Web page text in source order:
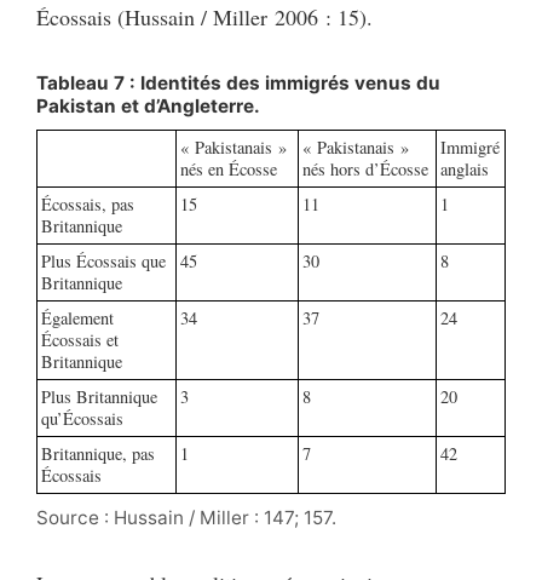
Écossais (Hussain / Miller 2006 : 15).
Tableau 7 : Identités des immigrés venus du
Pakistan et d’Angleterre.
« Pakistanais »
nés en Écosse
« Pakistanais »
nés hors d’Écosse
Immigré
anglais
Écossais, pas
Britannique
15 11 1
Plus Écossais que
Britannique
45 30 8
Également
Écossais et
Britannique
34 37 24
Plus Britannique
qu’Écossais
3 8 20
Britannique, pas
Écossais
1 7 42
Source : Hussain / Miller : 147; 157.